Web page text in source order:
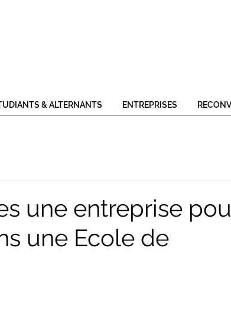
& ALTERNANTS ENTREPRISES
une entreprise
une Ecole de